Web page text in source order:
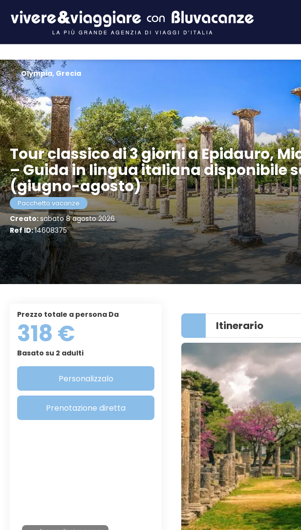
Tour classico di 3 giorni a Epidauro,
– Guida in lingua italiana disponibile
(giugno-agosto)
Pacchetto vacanze
Creato:sabato 8 agosto 2026
Ref ID:14608375
Olympia, Grecia
Itinerario
Prezzo totale a persona Da
318 €
Basato su 2 adulti
Personalizzalo
Prenotazione diretta